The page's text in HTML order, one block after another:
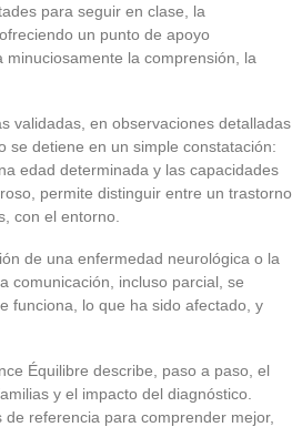
para seguir en clase, la
un punto de apoyo
la comprensión, la
validadas, en observaciones detalladas
se detiene en un simple constatación:
edad determinada y las capacidades
permite distinguir entre un trastorno
con el entorno.
de una enfermedad neurológica o la
comunicación, incluso parcial, se
funciona, lo que ha sido afectado, y
Équilibre describe, paso a paso, el
y el impacto del diagnóstico.
referencia para comprender mejor,